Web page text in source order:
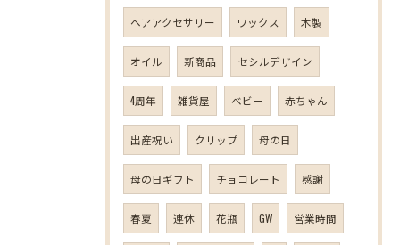
ヘアアクセサリー ワックス 木製
オイル 新商品 セシルデザイン
4周年 雑貨屋 ベビー 赤ちゃん
出産祝い クリップ 母の日
母の日ギフト チョコレート 感謝
春夏 連休 花瓶 GW 営業時間